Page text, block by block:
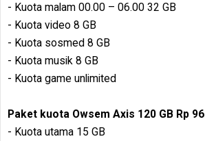
- Kuota malam 00.00 – 06.00 32 GB
- Kuota video 8 GB
- Kuota sosmed 8 GB
- Kuota musik 8 GB
- Kuota game unlimited
Paket kuota Owsem Axis 120 GB Rp
- Kuota utama 15 GB